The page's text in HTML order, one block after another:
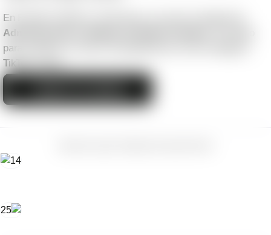
En Panda Creativos, ofrecemos un servicio integral de
Administración y Manejo de Redes Sociales
para impulsar tu marca en plataformas como Instagram,
TikTok y más.